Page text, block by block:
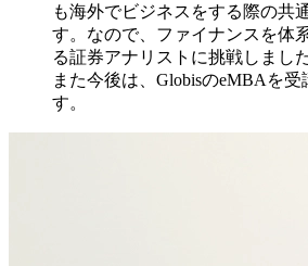
も海外でビジネスをする際の共
す。なので、ファイナンスを体
る証券アナリストに挑戦しました
また今後は、GlobisのeMBAを
す。